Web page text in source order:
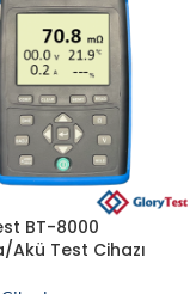
BT-8000
Akü Test Cihazı